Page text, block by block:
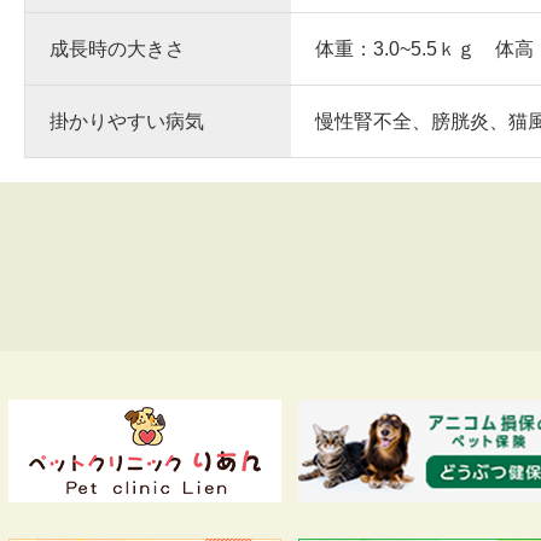
成長時の大きさ 体重：3.0~5.5ｋｇ 体高
掛かりやすい病気 慢性腎不全、膀胱炎、猫